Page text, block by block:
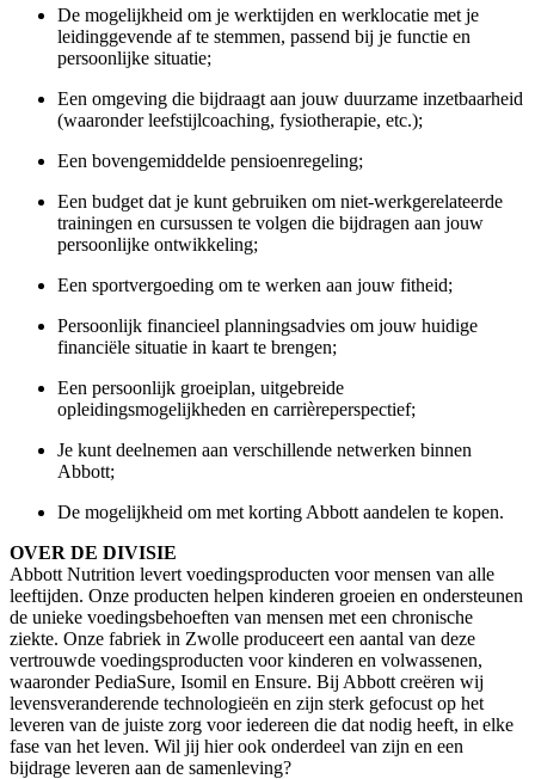
De mogelijkheid om je werktijden en werklocatie met je
leidinggevende af te stemmen, passend bij je functie en
persoonlijke situatie;
Een omgeving die bijdraagt aan jouw duurzame inzetbaarheid
(waaronder leefstijlcoaching, fysiotherapie, etc.);
Een bovengemiddelde pensioenregeling;
Een budget dat je kunt gebruiken om niet-werkgerelateerde
trainingen en cursussen te volgen die bijdragen aan jouw
persoonlijke ontwikkeling;
Een sportvergoeding om te werken aan jouw fitheid;
Persoonlijk financieel planningsadvies om jouw huidige
financiële situatie in kaart te brengen;
Een persoonlijk groeiplan, uitgebreide
opleidingsmogelijkheden en carrièreperspectief;
Je kunt deelnemen aan verschillende netwerken binnen
Abbott;
De mogelijkheid om met korting Abbott aandelen te kopen.
OVER DE DIVISIE
Abbott Nutrition levert voedingsproducten voor mensen van alle
leeftijden. Onze producten helpen kinderen groeien en ondersteunen
de unieke voedingsbehoeften van mensen met een chronische
ziekte. Onze fabriek in Zwolle produceert een aantal van deze
vertrouwde voedingsproducten voor kinderen en volwassenen,
waaronder PediaSure, Isomil en Ensure. Bij Abbott creëren wij
levensveranderende technologieën en zijn sterk gefocust op het
leveren van de juiste zorg voor iedereen die dat nodig heeft, in elke
fase van het leven. Wil jij hier ook onderdeel van zijn en een
bijdrage leveren aan de samenleving?